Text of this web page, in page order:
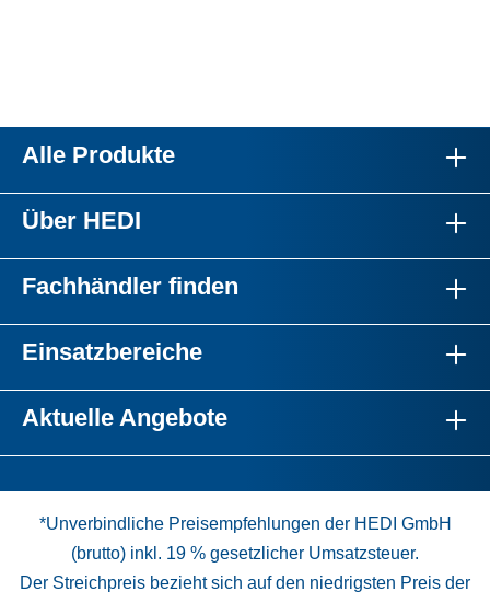
Alle Produkte
Über HEDI
Fachhändler finden
Einsatzbereiche
Aktuelle Angebote
*Unverbindliche Preisempfehlungen der HEDI GmbH
(brutto) inkl. 19 % gesetzlicher Umsatzsteuer.
Der Streichpreis bezieht sich auf den niedrigsten Preis der